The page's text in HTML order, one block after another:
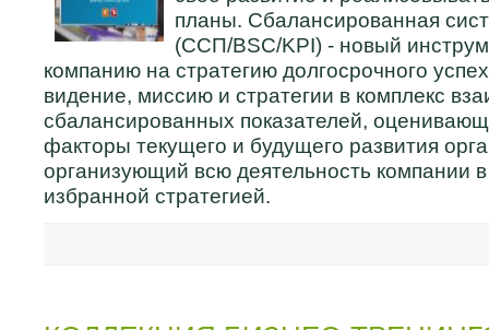
планы. Сбалансированная
(ССП/BSC/KPI) - новый
компанию на стратегию долгосрочного
видение, миссию и стратегии в комплекс
сбалансированных показателей,
факторы текущего и будущего развития
организующий всю деятельность компании в
избранной стратегией.